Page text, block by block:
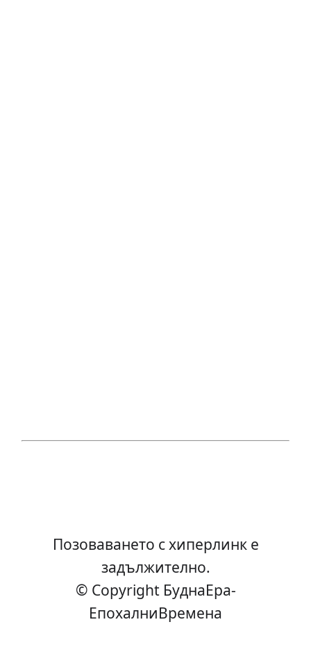
Позоваването с хиперлинк е
задължително.
© Copyright БуднаEра-
ЕпохалниВремена